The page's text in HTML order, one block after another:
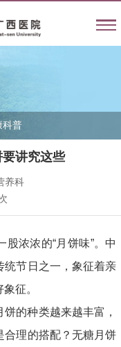
科普
讲究这些
养科
浓浓的“月饼味”。中
统节日之一，象征着亲
征。
的种类越来越丰富，
合理的搭配？无糖月饼